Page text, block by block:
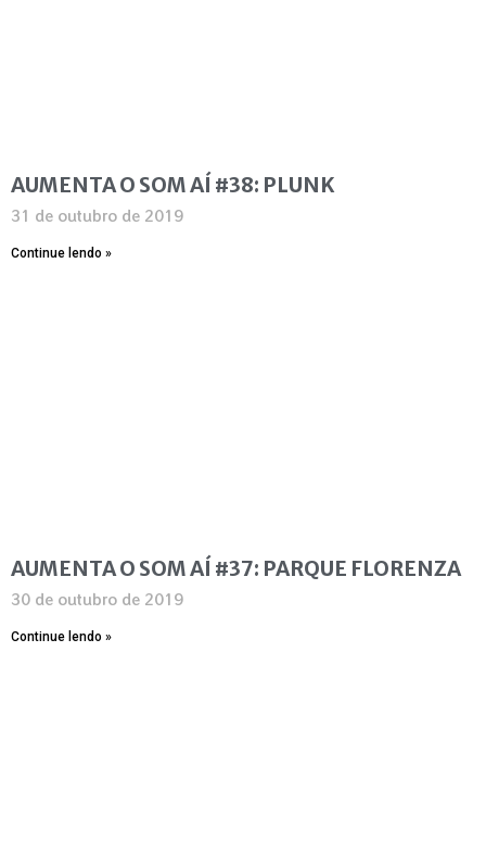
AUMENTA O SOM AÍ #38: PLUNK
31 de outubro de 2019
Continue lendo »
AUMENTA O SOM AÍ #37: PARQUE FLORENZA
30 de outubro de 2019
Continue lendo »